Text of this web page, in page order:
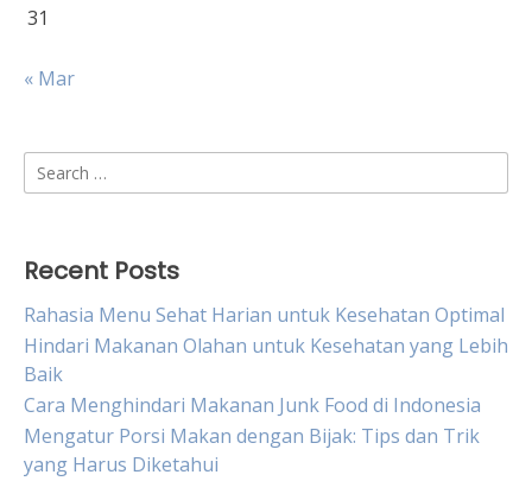
31
« Mar
Search
for:
Recent Posts
Rahasia Menu Sehat Harian untuk Kesehatan Optimal
Hindari Makanan Olahan untuk Kesehatan yang Lebih
Baik
Cara Menghindari Makanan Junk Food di Indonesia
Mengatur Porsi Makan dengan Bijak: Tips dan Trik
yang Harus Diketahui